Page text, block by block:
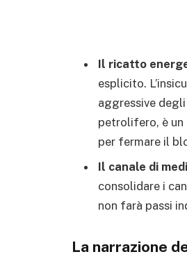
Il ricatto
esplicito.
aggressive
petrolifero, è un
per fermare il
Il canale di
consolidare i
non farà passi
La narrazione